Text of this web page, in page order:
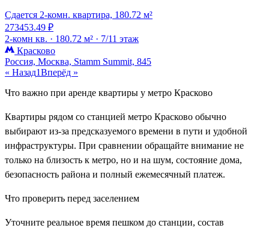
Сдается 2-комн. квартира, 180.72 м²
273453.49 ₽
2-комн кв. · 180.72 м² · 7/11 этаж
Красково
Россия, Москва, Stamm Summit, 845
« Назад1Вперёд »
Что важно при аренде квартиры у метро Красково
Квартиры рядом со станцией метро Красково обычно
выбирают из-за предсказуемого времени в пути и удобной
инфраструктуры. При сравнении обращайте внимание не
только на близость к метро, но и на шум, состояние дома,
безопасность района и полный ежемесячный платеж.
Что проверить перед заселением
Уточните реальное время пешком до станции, состав